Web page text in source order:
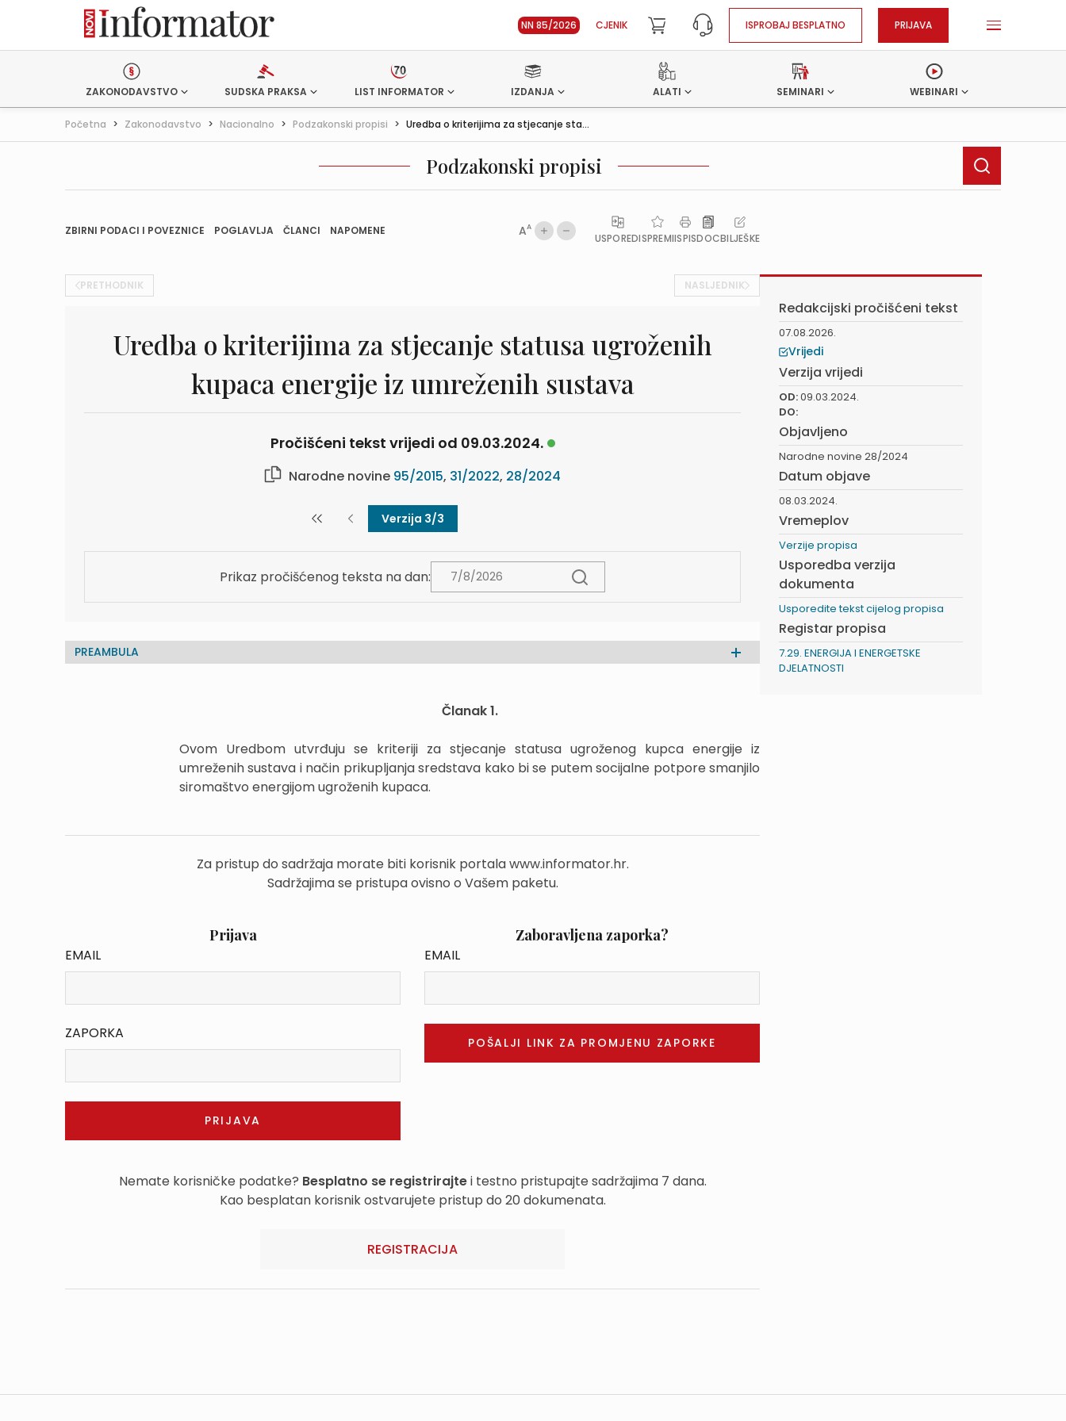
NN 85/2026 CJENIK ISPROBAJ BESPLATNO PRIJAVA
ZAKONODAVSTVO SUDSKA PRAKSA LIST INFORMATOR IZDANJA ALATI SEMINARI WEBINARI
Početna > Zakonodavstvo > Nacionalno > Podzakonski propisi > Uredba o kriterijima za stjecanje sta...
Podzakonski propisi
ZBIRNI PODACI I POVEZNICE POGLAVLJA ČLANCI NAPOMENE AA
USPOREDISPREMIISPISDOCBILJEŠKE
PRETHODNIK NASLJEDNIK
Uredba o kriterijima za stjecanje statusa ugroženih
kupaca energije iz umreženih sustava
Pročišćeni tekst vrijedi od 09.03.2024.
Narodne novine 95/2015, 31/2022, 28/2024
Verzija 3/3
Prikaz pročišćenog teksta na dan:
PREAMBULA
Članak 1.
Ovom Uredbom utvrđuju se kriteriji za stjecanje statusa ugroženog kupca energije iz
umreženih sustava i način prikupljanja sredstava kako bi se putem socijalne potpore smanjilo
siromaštvo energijom ugroženih kupaca.
Za pristup do sadržaja morate biti korisnik portala www.informator.hr.
Sadržajima se pristupa ovisno o Vašem paketu.
Prijava
EMAIL
ZAPORKA
Zaboravljena zaporka?
EMAIL
Nemate korisničke podatke? Besplatno se registrirajtei testno pristupajte sadržajima 7 dana.
Kao besplatan korisnik ostvarujete pristup do 20 dokumenata.
REGISTRACIJA
Redakcijski pročišćeni tekst
07.08.2026.
Vrijedi
Verzija vrijedi
OD:09.03.2024.
DO:
Objavljeno
Narodne novine 28/2024
Datum objave
08.03.2024.
Vremeplov
Verzije propisa
Usporedba verzija
dokumenta
Usporedite tekst cijelog propisa
Registar propisa
7.29. ENERGIJA I ENERGETSKE
DJELATNOSTI